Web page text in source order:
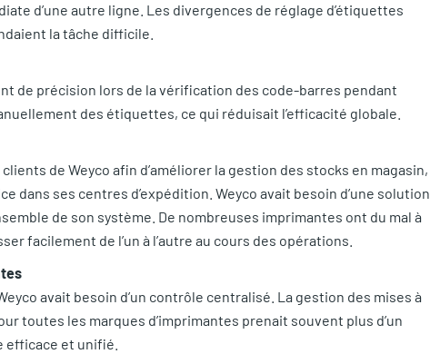
d’une autre ligne. Les divergences de réglage d’étiquettes
la tâche difficile.
de précision lors de la vérification des code-barres pendant
des étiquettes, ce qui réduisait l’efficacité globale.
de Weyco afin d’améliorer la gestion des stocks en magasin,
dans ses centres d’expédition. Weyco avait besoin d’une solution
de son système. De nombreuses imprimantes ont du mal à
facilement de l’un à l’autre au cours des opérations.
avait besoin d’un contrôle centralisé. La gestion des mises à
toutes les marques d’imprimantes prenait souvent plus d’un
efficace et unifié.